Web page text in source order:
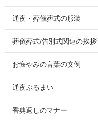
通夜・葬儀葬式の服装
葬儀葬式/告別式関連の挨拶
お悔やみの言葉の文例
通夜ぶるまい
香典返しのマナー